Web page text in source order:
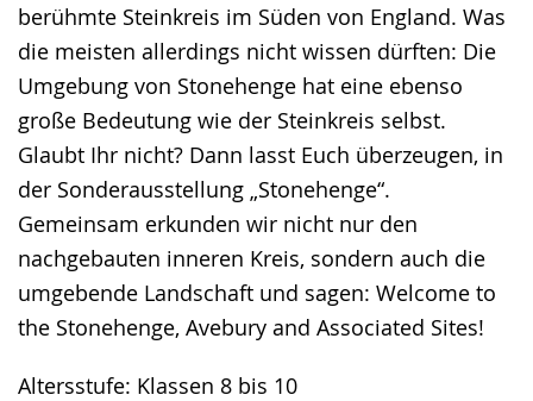
berühmte Steinkreis im Süden von England. Was
die meisten allerdings nicht wissen dürften: Die
Umgebung von Stonehenge hat eine ebenso
große Bedeutung wie der Steinkreis selbst.
Glaubt Ihr nicht? Dann lasst Euch überzeugen, in
der Sonderausstellung „Stonehenge“.
Gemeinsam erkunden wir nicht nur den
nachgebauten inneren Kreis, sondern auch die
umgebende Landschaft und sagen: Welcome to
the Stonehenge, Avebury and Associated Sites!
Altersstufe: Klassen 8 bis 10